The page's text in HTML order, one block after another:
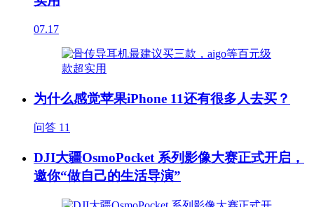
07.17
为什么感觉苹果iPhone 11还有很多人去买？
问答 11
DJI大疆OsmoPocket 系列影像大赛正式开启，
邀你“做自己的生活导演”